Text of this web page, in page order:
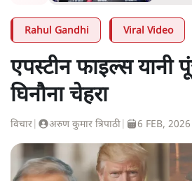
Rahul Gandhi Viral Video
एपस्टीन फाइल्स यानी
घिनौना चेहरा
विचार अरुण कुमार त्रिपाठी 6 FEB, 2026